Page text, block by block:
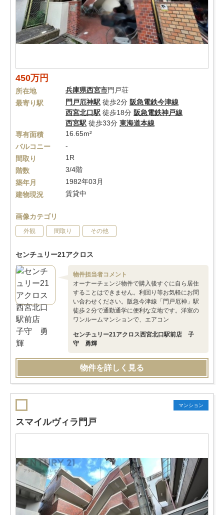
450万円
所在地 兵庫県西宮市門戸荘
最寄り駅
門戸厄神駅 徒歩2分 阪急電鉄今津線
西宮北口駅 徒歩18分 阪急電鉄神戸線
西宮駅 徒歩33分 東海道本線
専有面積
16.65m²
バルコニー
-
間取り
1R
階数
3/4階
築年月
1982年03月
建物現況
賃貸中
画像カテゴリ
外観 間取り その他
センチュリー21アクロス
物件担当者コメント
オーナーチェンジ物件で購入後すぐに自ら居住
することはできません。利回り等お気軽にお問
い合わせください。阪急今津線「門戸厄神」駅
徒歩２分で通勤通学に便利な立地です。洋室の
ワンルームマンションで、エアコン
センチュリー21アクロス西宮北口駅前店 子
守 勇輝
物件を詳しく見る
マンション
スマイルヴィラ門戸